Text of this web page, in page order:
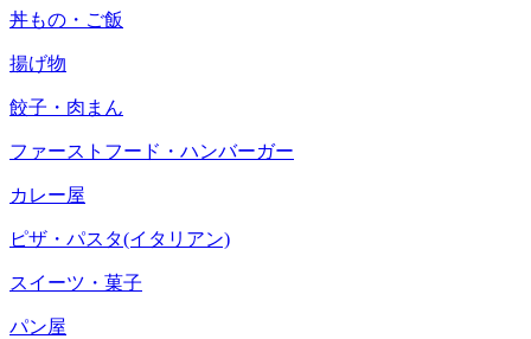
丼もの・ご飯
揚げ物
餃子・肉まん
ファーストフード・ハンバーガー
カレー屋
ピザ・パスタ(イタリアン)
スイーツ・菓子
パン屋